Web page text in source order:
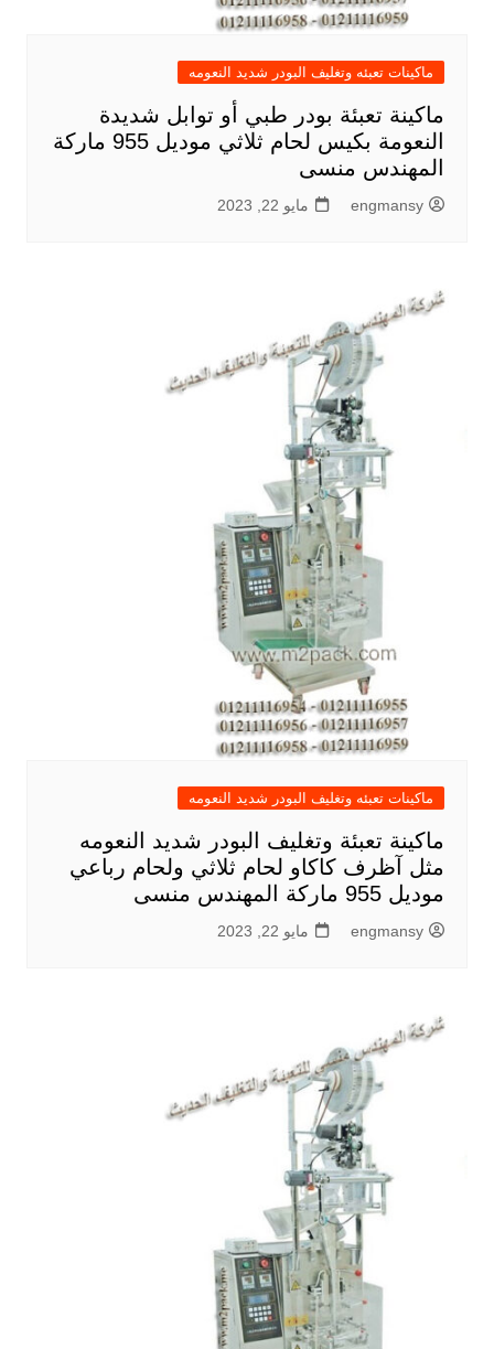
ماكينات تعبئه وتغليف البودر شديد النعومه
ماكينة تعبئة بودر طبي أو توابل شديدة
النعومة بكيس لحام ثلاثي موديل 955 ماركة
المهندس منسى
engmansy مايو 22, 2023
ماكينات تعبئه وتغليف البودر شديد النعومه
ماكينة تعبئة وتغليف البودر شديد النعومه
مثل آظرف كاكاو لحام ثلاثي ولحام رباعي
موديل 955 ماركة المهندس منسى
engmansy مايو 22, 2023